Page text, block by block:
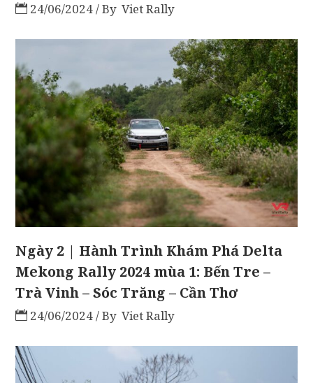
24/06/2024 By Viet Rally
Ngày 2 | Hành Trình Khám Phá Delta
Mekong Rally 2024 mùa 1: Bến Tre –
Trà Vinh – Sóc Trăng – Cần Thơ
24/06/2024 By Viet Rally